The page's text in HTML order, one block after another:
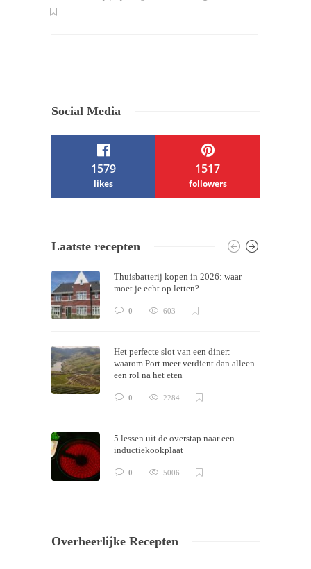
Social Media
1579
likes
1517
followers
Themes bySilicon Themes . Join us right
now!
Laatste recepten
Thuisbatterij kopen in 2026: waar
moet je echt op letten?
0 603
Het perfecte slot van een diner:
waarom Port meer verdient dan alleen
een rol na het eten
0 2284
5 lessen uit de overstap naar een
inductiekookplaat
0 5006
Overheerlijke Recepten